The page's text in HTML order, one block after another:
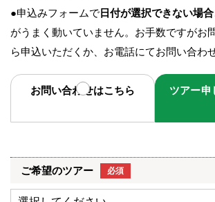
●申込みフォームで 日付が選択できない場合
がうまく動いていません。お手数ですがお
ら申込いただくか、お電話にてお問い合わ
お問い合わせはこちら ツアー申
ご希望のツアー 必須